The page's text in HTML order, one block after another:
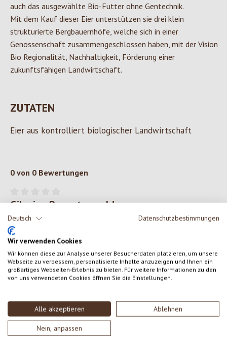
Deutsch Datenschutzbestimmungen
Wir verwenden Cookies
Wir können diese zur Analyse unserer Besucherdaten platzieren, um unsere
Webseite zu verbessern, personalisierte Inhalte anzuzeigen und Ihnen ein
großartiges Webseiten-Erlebnis zu bieten. Für weitere Informationen zu den
von uns verwendeten Cookies öffnen Sie die Einstellungen.
Alle akzeptieren Ablehnen
Nein, anpassen
auch das ausgewählte Bio-Futter ohne Gentechnik.
Mit dem Kauf dieser Eier unterstützen sie drei klein
strukturierte Bergbauernhöfe, welche sich in einer
Genossenschaft zusammengeschlossen haben, mit der Vision
Bio Regionalität, Nachhaltigkeit, Förderung einer
zukunftsfähigen Landwirtschaft.
ZUTATEN
Eier aus kontrolliert biologischer Landwirtschaft
0 von 0 Bewertungen
Durchschnittliche Bewertung von 0 von 5 Sternen
Gib eine Bewertung ab!
Teile deine Erfahrungen mit dem Produkt mit anderen Kunden.
SCHREIBE EINE BEWERTUNG
Bewertungen nur in der aktuellen Sprache anzeigen.
Keine Bewertungen gefunden. Gehe voran und teile
deine Erkenntnisse mit anderen.